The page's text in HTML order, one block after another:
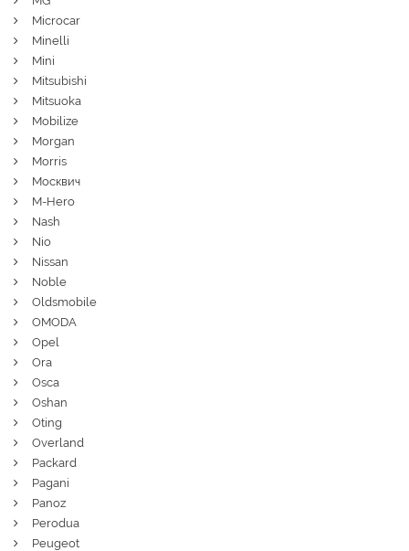
Microcar
Minelli
Mini
Mitsubishi
Mitsuoka
Mobilize
Morgan
Morris
Москвич
M-Hero
Nash
Nio
Nissan
Noble
Oldsmobile
OMODA
Opel
Ora
Osca
Oshan
Oting
Overland
Packard
Pagani
Panoz
Perodua
Peugeot